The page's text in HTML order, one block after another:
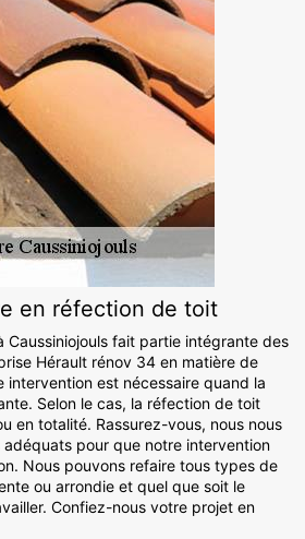
en réfection de toit
Caussiniojouls fait partie intégrante des
Hérault rénov 34 en matière de
intervention est nécessaire quand la
Selon le cas, la réfection de toit
en totalité. Rassurez-vous, nous nous
adéquats pour que notre intervention
Nous pouvons refaire tous types de
ou arrondie et quel que soit le
Confiez-nous votre projet en